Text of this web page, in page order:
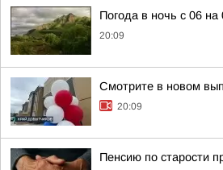
Погода в ночь с 06 на
20:09
Смотрите в новом
20:09
Пенсию по старости